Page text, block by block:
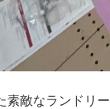
素敵なランドリー